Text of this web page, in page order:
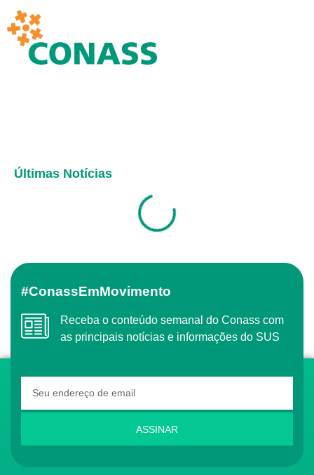
Últimas Notícias
#ConassEmMovimento
Receba o conteúdo semanal do Conass com
as principais notícias e informações do SUS
ASSINAR